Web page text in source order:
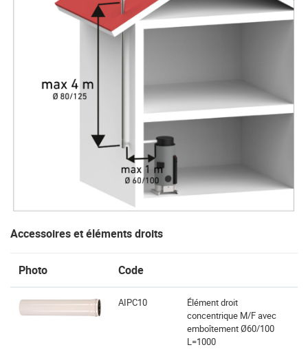
Accessoires et éléments droits
Photo Code
AIPC10
Élément droit
concentrique M/F avec
emboîtement Ø60/100
L=1000